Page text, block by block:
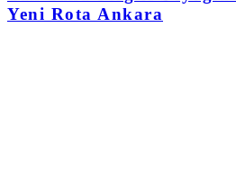
Yeni Rota Ankara